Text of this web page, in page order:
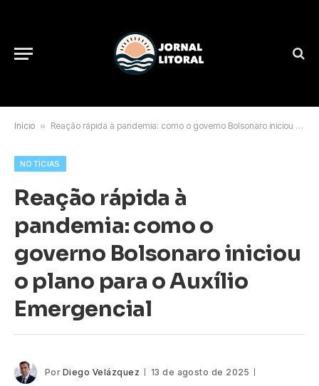
Início » Reação rápida à pandemia: como o governo Bolsonaro iniciou o plano para o Auxílio Emergencial
NOTÍCIAS
Reação rápida à
pandemia: como o
governo Bolsonaro iniciou
o plano para o Auxílio
Emergencial
Por Diego Velázquez 13 de agosto de 2025